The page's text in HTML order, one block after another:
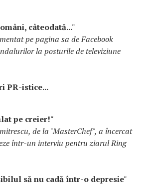
câteodată..."
pe pagina sa de Facebook
la posturile de televiziune
PR-istice...
pe creier!"
de la "MasterChef", a încercat
într-un interviu pentru ziarul Ring
să nu cadă într-o depresie"